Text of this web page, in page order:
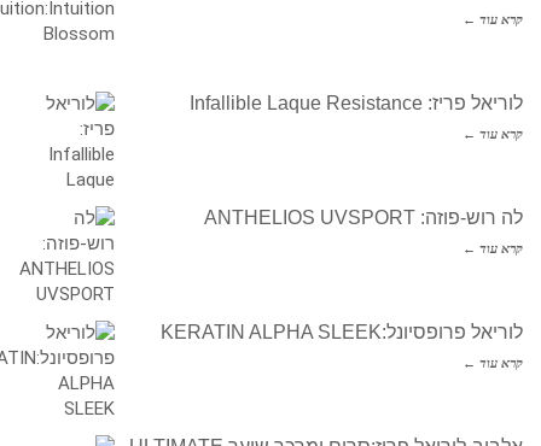
קרא עוד ←
לוריאל פריז: Infallible Laque Resistance
קרא עוד ←
לה רוש-פוזה: ANTHELIOS UVSPORT
קרא עוד ←
לוריאל פרופסיונל:KERATIN ALPHA SLEEK
קרא עוד ←